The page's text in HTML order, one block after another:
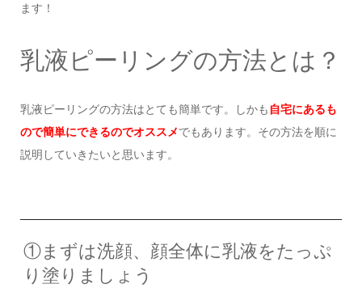
ます！
乳液ピーリングの方法とは？
乳液ピーリングの方法はとても簡単です。しかも 自宅にあるも
ので簡単にできるのでオススメでもあります。その方法を順に
説明していきたいと思います。
①まずは洗顔、顔全体に乳液をたっぷ
り塗りましょう